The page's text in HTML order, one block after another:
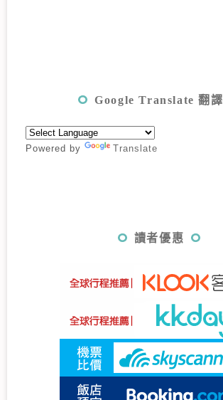
Google Translate 翻譯
Powered by Translate
讀者優惠